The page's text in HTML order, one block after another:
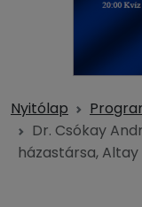
Nyitólap
Dr. Csókay
házastársa,